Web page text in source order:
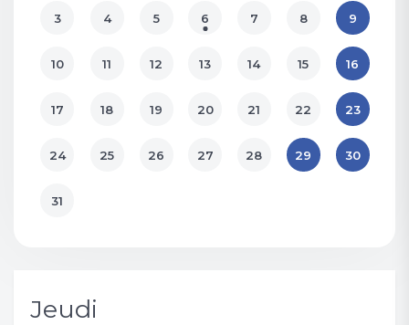
3 4 5 6 7 8 9
10 11 12 13 14 15 16
17 18 19 20 21 22 23
24 25 26 27 28 29 30
31
Jeudi